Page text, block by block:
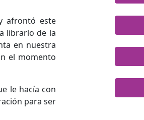
afrontó este
librarlo de la
en nuestra
el momento
le hacía con
para ser